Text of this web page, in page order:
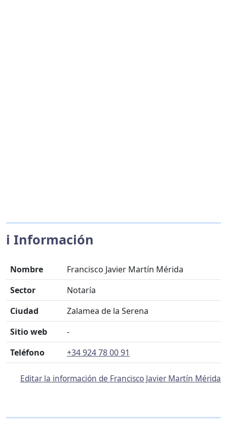
ℹ️ Información
Nombre
Francisco Javier Martín Mérida
Sector
Notaría
Ciudad
Zalamea de la Serena
Sitio web
-
Teléfono
+34 924 78 00 91
Editar la información de Francisco Javier Martín Mérida